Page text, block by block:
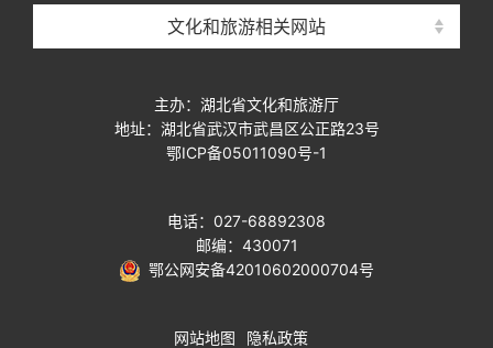
文化和旅游相关网站
主办：湖北省文化和旅游厅
地址：湖北省武汉市武昌区公正路23号
鄂ICP备05011090号-1
电话：027-68892308
邮编：430071
鄂公网安备42010602000704号
网站地图 隐私政策